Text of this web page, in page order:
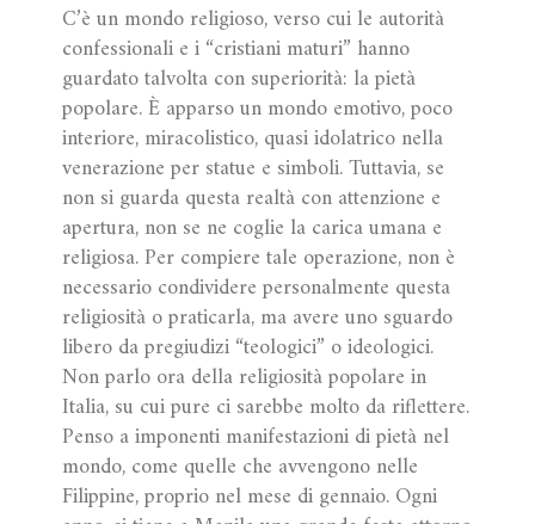
C’è un mondo religioso, verso cui le autorità
confessionali e i “cristiani maturi” hanno
guardato talvolta con superiorità: la pietà
popolare. È apparso un mondo emotivo, poco
interiore, miracolistico, quasi idolatrico nella
venerazione per statue e simboli. Tuttavia, se
non si guarda questa realtà con attenzione e
apertura, non se ne coglie la carica umana e
religiosa. Per compiere tale operazione, non è
necessario condividere personalmente questa
religiosità o praticarla, ma avere uno sguardo
libero da pregiudizi “teologici” o ideologici.
Non parlo ora della religiosità popolare in
Italia, su cui pure ci sarebbe molto da riflettere.
Penso a imponenti manifestazioni di pietà nel
mondo, come quelle che avvengono nelle
Filippine, proprio nel mese di gennaio. Ogni